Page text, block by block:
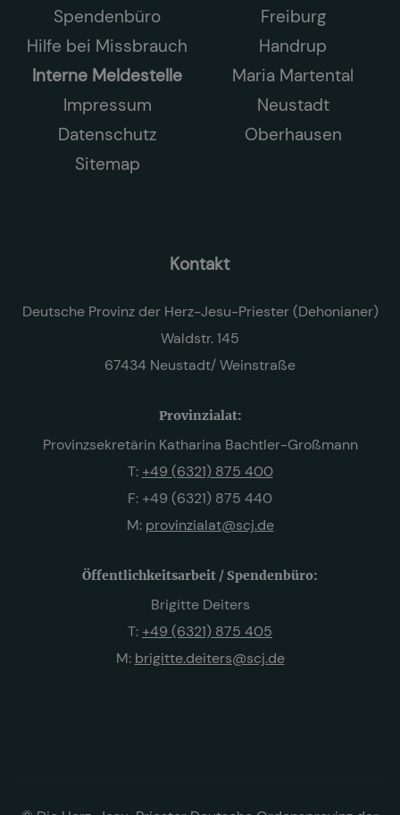
Spendenbüro
Hilfe bei Missbrauch
Interne Meldestelle
Impressum
Datenschutz
Sitemap
Freiburg
Handrup
Maria Martental
Neustadt
Oberhausen
Kontakt
Deutsche Provinz der Herz-Jesu-Priester (Dehonianer)
Waldstr. 145
67434 Neustadt/ Weinstraße
Provinzialat:
Provinzsekretärin Katharina Bachtler-Großmann
T: +49 (6321) 875 400
F: +49 (6321) 875 440
M: provinzialat@scj.de
Öffentlichkeitsarbeit / Spendenbüro:
Brigitte Deiters
T: +49 (6321) 875 405
M: brigitte.deiters@scj.de